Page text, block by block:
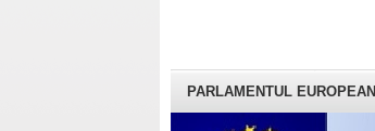
PARLAMENTUL EUROPEAN